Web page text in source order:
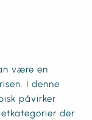
være en
I denne
påvirker
der